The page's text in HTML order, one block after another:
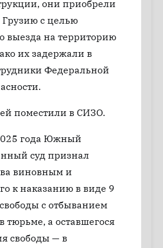
они приобрели
с целью
выезда на территорию
их задержали в
Федеральной
поместили в СИЗО.
года Южный
суд признал
виновным и
к наказанию в виде 9
с отбыванием
тюрьме, а оставшегося
свободы — в